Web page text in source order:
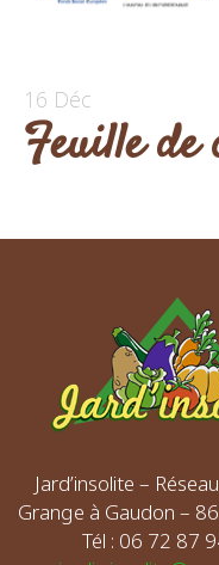
16 Déc
Feuille de
Jard’insolite –
Grange à Gaudon –
Tél : 06 72 87